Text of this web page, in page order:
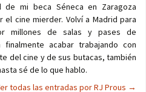
de mi beca Séneca en Zaragoza
el cine mierder. Volví a Madrid para
millones de salas y pases de
finalmente acabar trabajando con
del cine y de sus butacas, también
sé de lo que hablo.
todas las entradas por RJ Prous →